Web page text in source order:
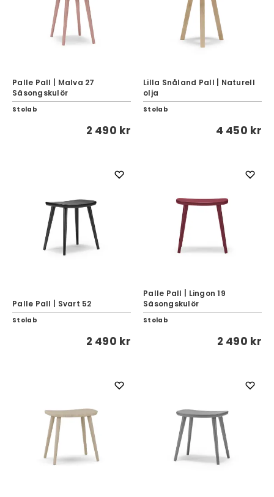
Palle Pall | Malva 27
Säsongskulör
Stolab
2 490 kr
Lilla Snåland Pall | Naturell
olja
Stolab
4 450 kr
Palle Pall | Svart 52
Stolab
2 490 kr
Palle Pall | Lingon 19
Säsongskulör
Stolab
2 490 kr